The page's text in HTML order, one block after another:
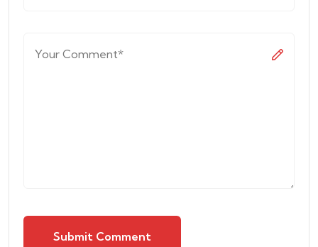
Submit Comment